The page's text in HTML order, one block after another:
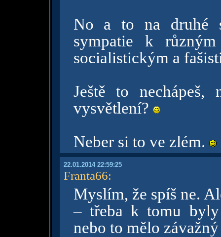
No a to na druhé
sympatie k
socialistickým a
Ještě to nechápeš,
vysvětlení?
Neber si to ve zlém.
22.01.2014 22:59:25
Franta66:
Myslím, že spíš ne.
– třeba k tomu byly
nebo to mělo